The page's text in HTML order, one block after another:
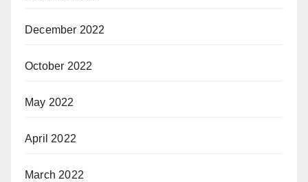
December 2022
October 2022
May 2022
April 2022
March 2022